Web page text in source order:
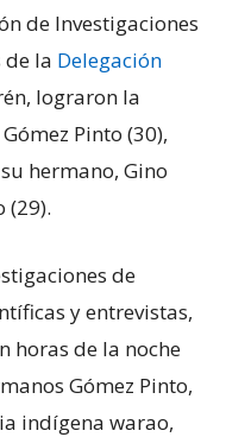
de Investigaciones
de la Delegación
lograron la
Pinto (30),
hermano, Gino
(29).
de
y entrevistas,
horas de la noche
Gómez Pinto,
indígena warao,